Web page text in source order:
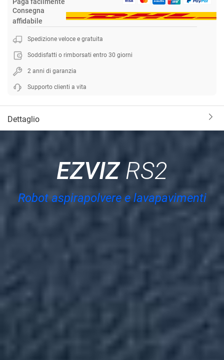
Consegna
affidabile
Spedizione veloce e gratuita
Soddisfatti o rimborsati entro 30 giorni
2 anni di garanzia
Supporto clienti a vita
Dettaglio
EZVIZRS2
Robot aspirapolvere e lavapavimenti